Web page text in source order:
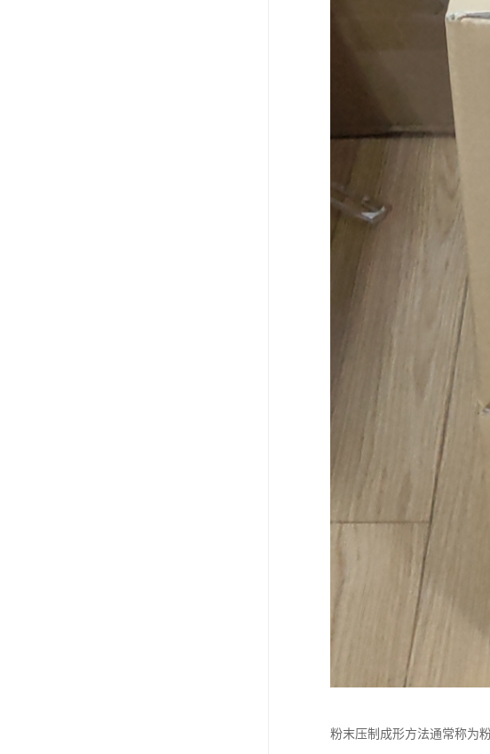
粉末压制成形方法通常称为